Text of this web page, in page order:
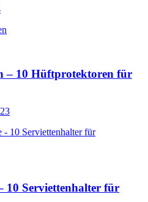
– 10 Hüftprotektoren für
10 Serviettenhalter für